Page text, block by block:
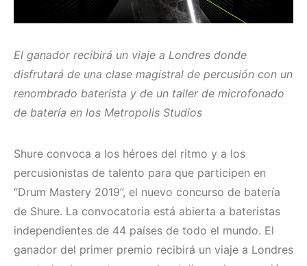
El ganador recibirá un viaje a Londres donde
disfrutará de una clase magistral de percusión con un
renombrado baterista y de un taller de microfonado
de batería en los Metropolis Studios
Shure convoca a los héroes del ritmo y a los
percusionistas de talento para que participen en
“Drum Mastery 2019”, el nuevo concurso de batería
de Shure. La convocatoria está abierta a bateristas
independientes de 44 países de todo el mundo. El
ganador del primer premio recibirá un viaje a Londres